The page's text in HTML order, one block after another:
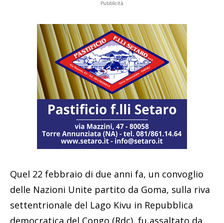
Pubblicità
Quel 22 febbraio di due anni fa, un convoglio
delle Nazioni Unite partito da Goma, sulla riva
settentrionale del Lago Kivu in Repubblica
democratica del Congo (Rdc), fu assaltato da